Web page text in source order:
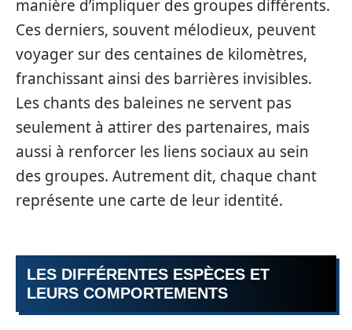
manière d’impliquer des groupes différents.
Ces derniers, souvent mélodieux, peuvent
voyager sur des centaines de kilomètres,
franchissant ainsi des barrières invisibles.
Les chants des baleines ne servent pas
seulement à attirer des partenaires, mais
aussi à renforcer les liens sociaux au sein
des groupes. Autrement dit, chaque chant
représente une carte de leur identité.
LES DIFFÉRENTES ESPÈCES ET
LEURS COMPORTEMENTS